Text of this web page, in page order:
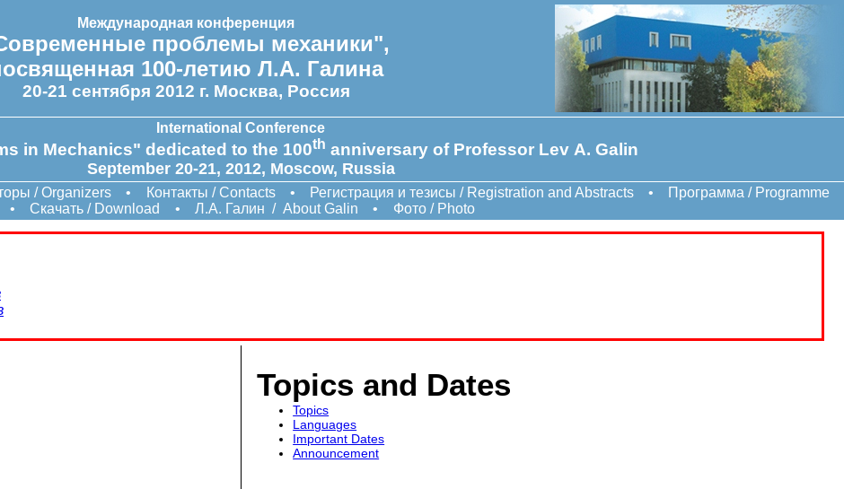
Международная конференция
проблемы механики",
100-летию Л.А. Галина
20-21 сентября 2012 г. Москва, Россия
International Conference
in Mechanics" dedicated to the 100th anniversary of Professor Lev A. Galin
September 20-21, 2012, Moscow, Russia
/ Organizers • Контакты / Contacts • Регистрация и тезисы / Registration and Abstracts •
Программа / Programme
•
Скачать / Download • Л.А. Галин / About Galin • Фото / Photo
Topics and Dates
Topics
Languages
Important Dates
Announcement